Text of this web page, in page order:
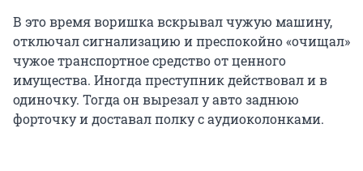
В это время воришка вскрывал чужую машину,
отключал сигнализацию и преспокойно «очищал»
чужое транспортное средство от ценного
имущества. Иногда преступник действовал и в
одиночку. Тогда он вырезал у авто заднюю
форточку и доставал полку с аудиоколонками.